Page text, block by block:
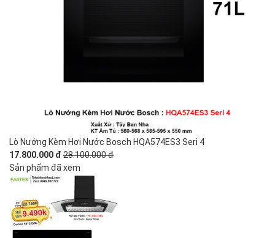
Lò Nướng Kèm Hơi Nước Bosch HQA574ES3 Seri 4
17.800.000 đ 28.100.000 đ
Sản phẩm đã xem